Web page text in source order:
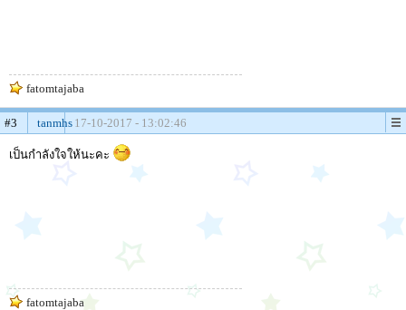
fatomtajaba
#3 tanmhs 17-10-2017 - 13:02:46
เป็นกำลังใจให้นะคะ
fatomtajaba